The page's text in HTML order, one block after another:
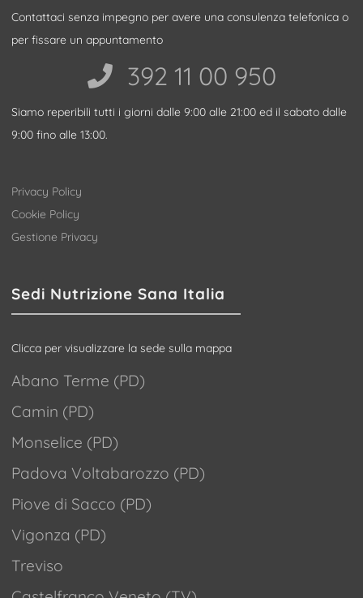
Contattaci senza impegno per avere una consulenza telefonica o
per fissare un appuntamento
392 11 00 950‬
Siamo reperibili tutti i giorni dalle 9:00 alle 21:00 ed il sabato dalle
9:00 fino alle 13:00.
Privacy Policy
Cookie Policy
Gestione Privacy
Sedi Nutrizione Sana Italia
Clicca per visualizzare la sede sulla mappa
Abano Terme (PD)
Camin (PD)
Monselice (PD)
Padova Voltabarozzo (PD)
Piove di Sacco (PD)
Vigonza (PD)
Treviso